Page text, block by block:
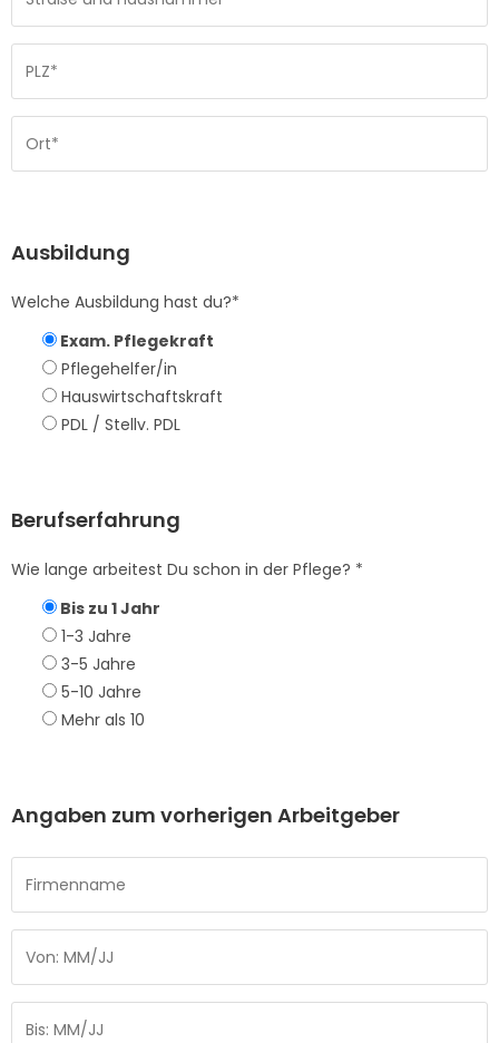
Ausbildung
Welche Ausbildung hast du?*
Exam. Pflegekraft
Pflegehelfer/in
Hauswirtschaftskraft
PDL / Stellv. PDL
Berufserfahrung
Wie lange arbeitest Du schon in der Pflege? *
Bis zu 1 Jahr
1-3 Jahre
3-5 Jahre
5-10 Jahre
Mehr als 10
Angaben zum vorherigen Arbeitgeber